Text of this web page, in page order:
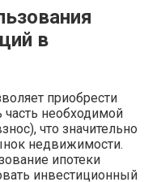
в
приобрести
необходимой
что значительно
недвижимости.
ипотеки
инвестиционный